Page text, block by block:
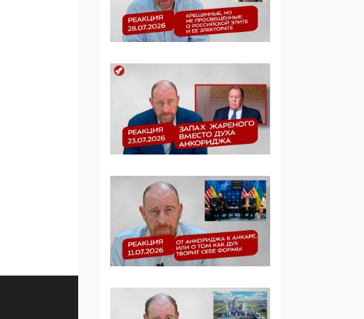
Манифест против
семьи и традиционных
ценностей: «Новые
электорат феминисток
на битву с
мужчинами-«бабуинам
05:08, 15 Мая 2026
инфоцыганство и
лженаука под ширмой
защиты традиционных
ценностей: кто и с чем
выступал на форуме
«Россия 809. Традиции
09:40, 06 Мая 2026